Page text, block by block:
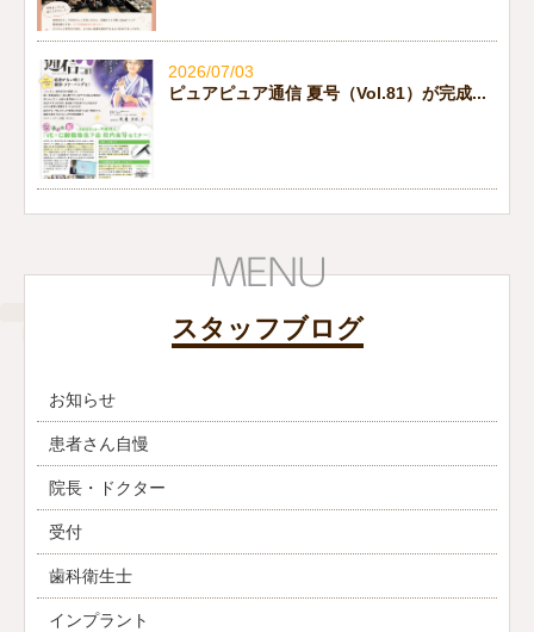
2026/07/03
ピュアピュア通信 夏号（Vol.81）が完成...
スタッフブログ
お知らせ
患者さん自慢
院長・ドクター
受付
歯科衛生士
インプラント